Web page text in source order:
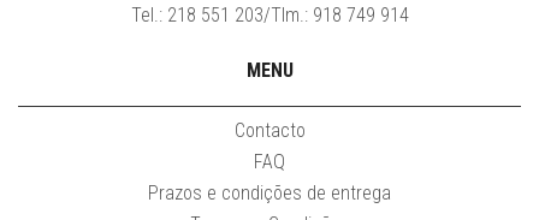
Tel.: 218 551 203/Tlm.: 918 749 914
MENU
Contacto
FAQ
Prazos e condições de entrega